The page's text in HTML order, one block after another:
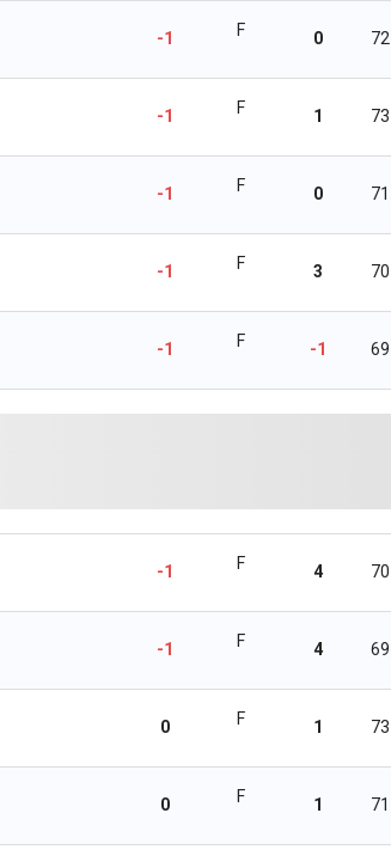
-1 F 0 72
-1 F 1 73
-1 F 0 71
-1 F 3 70
-1 F -1 69
-1 F 4 70
-1 F 4 69
0 F 1 73
0 F 1 71